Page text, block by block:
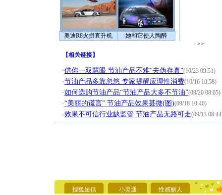
奥迪R8火拼直升机 她和它使人陶醉
>>
【相关链接】
·借你一双慧眼 节油产品不难“去伪存真”(10/23 09:51)
·节油产品多靠忽悠 专家提醒应理性消费(10/16 10:58)
·如何选购节油产品“节油产品大多不节油”(09/20 08:05)
·“美丽的谎言” 节油产品效果甚微(图)(09/18 10:40)
·效果不可信行业缺监管 节油产品无路可走(09/13
搜狐短信 小灵通 性感丽人
能正大光
天都要快